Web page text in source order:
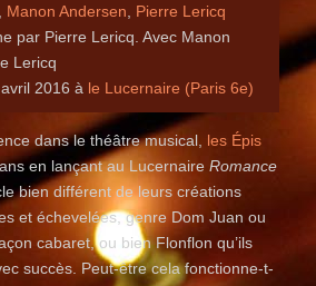
Manon Andersen
Pierre Lericq
par Pierre Lericq. Avec Manon
Lericq
2016 à le Lucernaire (Paris 6e)
dans le théâtre musical, les Épis
en lançant au LucernaireRomance
bien différent de leurs créations
et échevelées, genre Dom Juan ou
cabaret, ou bien Flonflon qu’ils
succès. Peut-être cela fonctionne-t-